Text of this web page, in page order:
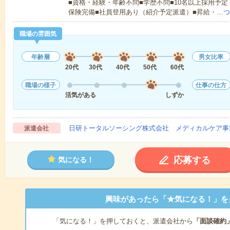
■資格・経験・年齢不問■学歴不問■10名以上採用予
保険完備■社員登用あり（紹介予定派遣）■昇給・…
職場の雰囲気
年齢層
20代
30代 40代 50代 60代
男女比率
職場の様子
活気がある
しずか
仕事の仕方
派遣会社 日研トータルソーシング株式会社 メディカルケア事
気になる！ 応募する
興味があったら「★気になる！」を
「気になる！」を押しておくと、派遣会社から 「面談確約